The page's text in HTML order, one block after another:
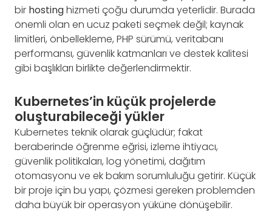
bir hostinghizmeti çoğu durumda yeterlidir. Burada
önemli olan en ucuz paketi seçmek değil; kaynak
limitleri, önbellekleme, PHP sürümü, veritabanı
performansı, güvenlik katmanları ve destek kalitesi
gibi başlıkları birlikte değerlendirmektir.
Kubernetes’in küçük projelerde
oluşturabileceği yükler
Kubernetes teknik olarak güçlüdür; fakat
beraberinde öğrenme eğrisi, izleme ihtiyacı,
güvenlik politikaları, log yönetimi, dağıtım
otomasyonu ve ek bakım sorumluluğu getirir. Küçük
bir proje için bu yapı, çözmesi gereken problemden
daha büyük bir operasyon yüküne dönüşebilir.